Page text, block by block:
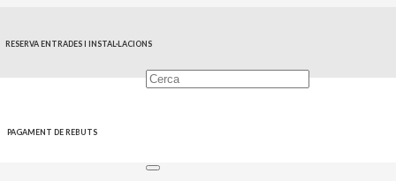
RESERVA ENTRADES I INSTAL·LACIONS
PAGAMENT DE REBUTS
MUTXAMEL CELEBRA
EL III CONCURS DE
ESTE DIMECRES 18